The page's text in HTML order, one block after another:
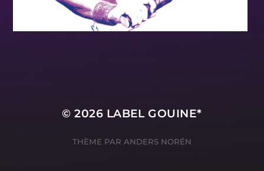
© 2026 LABEL GOUINE*
THÈME PAR ANDERS NORÉN